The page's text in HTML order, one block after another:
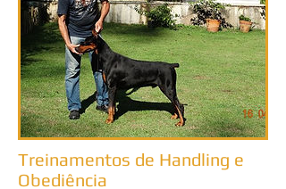
Treinamentos de Handling e
Obediência